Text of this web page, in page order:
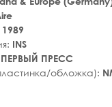
1989
INS
ПЕРВЫЙ ПРЕСС
обложка):